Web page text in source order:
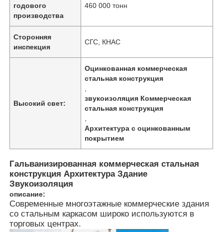
Главная страница
Продукция
Ролики
годового
производства
460 000 тонн
Сторонняя
инспекция
СГС, КНАС
Высокий свет:
Оцинкованная коммерческая
стальная конструкция
звукоизоляция Коммерческая
стальная конструкция
Архитектура с оцинкованным
покрытием
Гальванизированная коммерческая стальная
конструкция Архитектура Здание
Звукоизоляция
описание:
Современные многоэтажные коммерческие здания
со стальным каркасом широко используются в
торговых центрах.